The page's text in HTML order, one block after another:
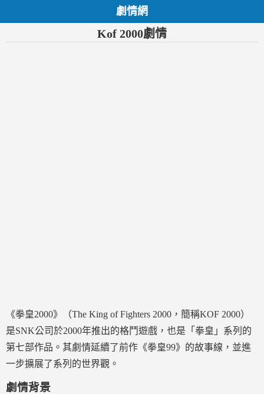
劇情網
Kof 2000劇情
《拳皇2000》（The King of Fighters 2000，簡稱KOF 2000）
是SNK公司於2000年推出的格鬥遊戲，也是「拳皇」系列的
第七部作品。其劇情延續了前作《拳皇99》的故事線，並進
一步擴展了系列的世界觀。
劇情背景